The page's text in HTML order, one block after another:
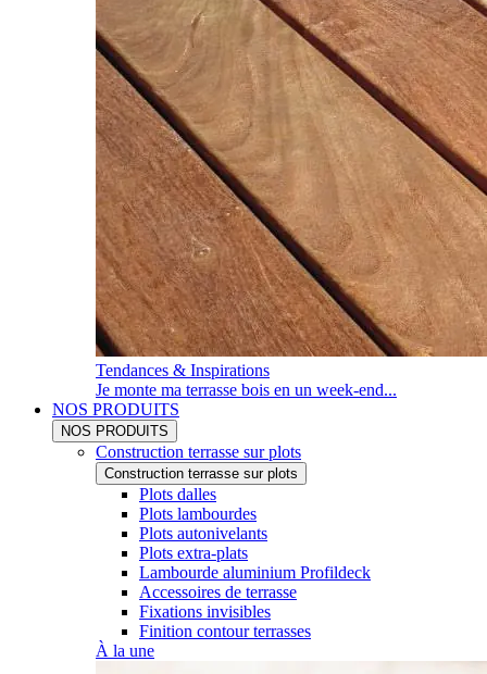
Tendances & Inspirations
Je monte ma terrasse bois en un week-end...
NOS PRODUITS
NOS PRODUITS
Construction terrasse sur plots
Construction terrasse sur plots
Plots dalles
Plots lambourdes
Plots autonivelants
Plots extra-plats
Lambourde aluminium Profildeck
Accessoires de terrasse
Fixations invisibles
Finition contour terrasses
À la une